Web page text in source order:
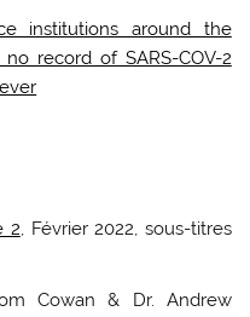
institutions around the
record of SARS-COV-2
2, Février 2022, sous-titres
Cowan & Dr. Andrew